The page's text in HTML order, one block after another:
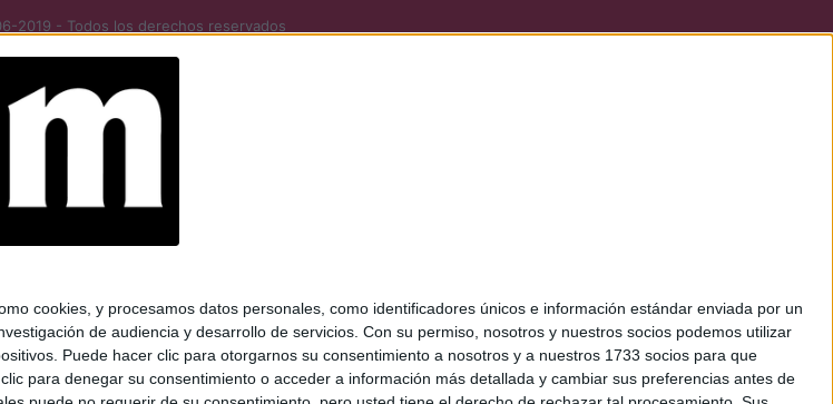
cookies, y procesamos datos personales, como identificadores únicos e información estándar enviada por un
de audiencia y desarrollo de servicios. Con su permiso, nosotros y nuestros socios podemos utilizar
Puede hacer clic para otorgarnos su consentimiento a nosotros y a nuestros 1733 socios para que
para denegar su consentimiento o acceder a información más detallada y cambiar sus preferencias antes de
2019 - Todos los derechos reservados
| Propietario: Diario Perfil S.A.